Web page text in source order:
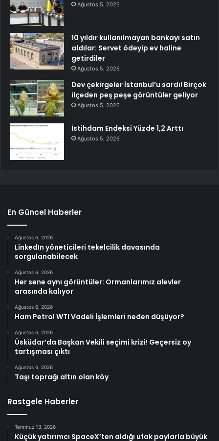
Ağustos 5, 2026
10 yıldır kullanılmayan bankayı satın
aldılar: Servet ödeyip ev haline
getirdiler
Ağustos 5, 2026
Dev çekirgeler İstanbul’u sardı! Birçok
ilçeden peş peşe görüntüler geliyor
Ağustos 5, 2026
İstihdam Endeksi Yüzde 1,2 Arttı
Ağustos 5, 2026
En Güncel Haberler
Ağustos 6, 2026
LinkedIn yöneticileri tekelcilik davasında
sorgulanabilecek
Ağustos 6, 2026
Her sene aynı görüntüler: Ormanlarımız alevler
arasında kalıyor
Ağustos 6, 2026
Ham Petrol WTI Vadeli İşlemleri neden düşüyor?
Ağustos 6, 2026
Üsküdar’da Başkan Vekili seçimi krizi! Geçersiz oy
tartışması çıktı
Ağustos 6, 2026
Taşı toprağı altın olan köy
Rastgele Haberler
Temmuz 13, 2026
Küçük yatırımcı SpaceX’ten aldığı ufak paylarla büyük